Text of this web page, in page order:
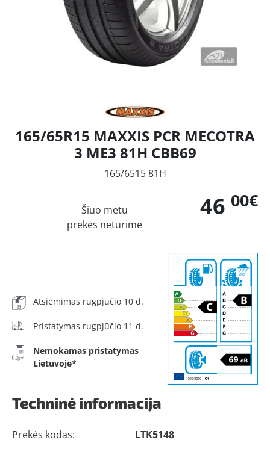
165/65R15 MAXXIS PCR MECOTRA
3 ME3 81H CBB69
165/6515 81H
46 00€
Šiuo metu
prekės neturime
Atsiėmimas rugpjūčio 10 d.
Pristatymas rugpjūčio 11 d.
Nemokamas pristatymas
Lietuvoje*
Techninė informacija
Prekės kodas:
LTK5148